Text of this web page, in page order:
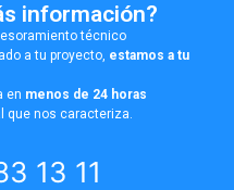
información?
técnico
a tu proyecto, estamos a tu
en menos de 24 horas
que nos caracteriza.
13 11